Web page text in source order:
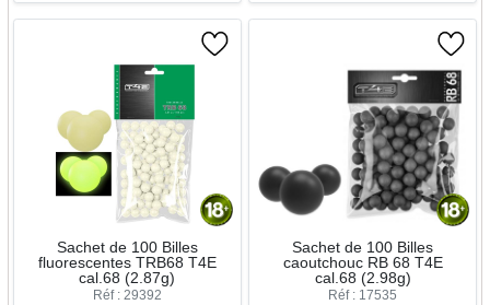
Sachet de 100 Billes
fluorescentes TRB68 T4E
cal.68 (2.87g)
Réf : 29392
Sachet de 100 Billes
caoutchouc RB 68 T4E
cal.68 (2.98g)
Réf : 17535